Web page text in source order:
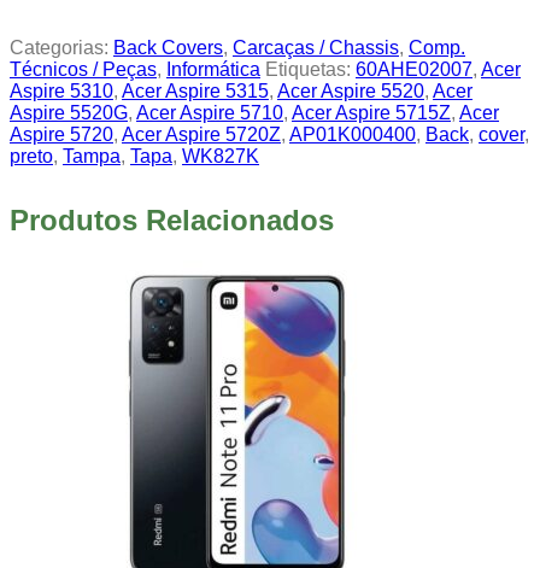
Categorias: Back Covers, Carcaças / Chassis, Comp.
Técnicos / Peças, Informática Etiquetas: 60AHE02007, Acer
Aspire 5310, Acer Aspire 5315, Acer Aspire 5520, Acer
Aspire 5520G, Acer Aspire 5710, Acer Aspire 5715Z, Acer
Aspire 5720, Acer Aspire 5720Z, AP01K000400, Back, cover,
preto, Tampa, Tapa, WK827K
Produtos Relacionados